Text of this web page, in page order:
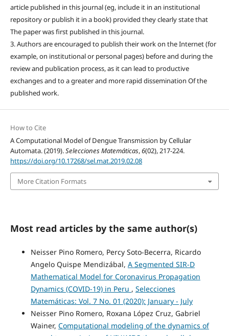
article published in this journal (eg, include it in an institutional
repository or publish it in a book) provided they clearly state that
The paper was first published in this journal.
3. Authors are encouraged to publish their work on the Internet (for
example, on institutional or personal pages) before and during the
review and publication process, as it can lead to productive
exchanges and to a greater and more rapid dissemination Of the
published work.
How to Cite
A Computational Model of Dengue Transmission by Cellular
Automata. (2019).Selecciones Matemáticas,6(02), 217-224.
https://doi.org/10.17268/sel.mat.2019.02.08
More Citation Formats
Most read articles by the same author(s)
Neisser Pino Romero, Percy Soto-Becerra, Ricardo
Angelo Quispe Mendizábal, A Segmented SIR-D
Mathematical Model for Coronavirus Propagation
Dynamics (COVID-19) in Peru , Selecciones
Matemáticas: Vol. 7 No. 01 (2020): January - July
Neisser Pino Romero, Roxana López Cruz, Gabriel
Wainer, Computational modeling of the dynamics of